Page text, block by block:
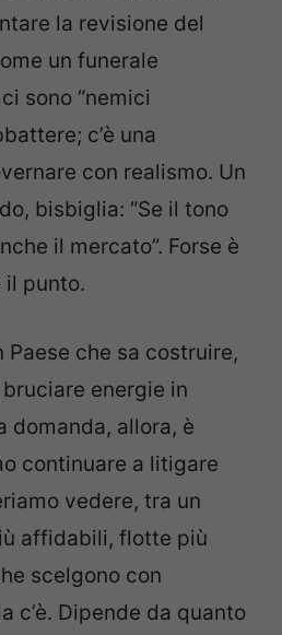
la revisione del
un funerale
sono “nemici
c’è una
con realismo. Un
bisbiglia: “Se il tono
il mercato”. Forse è
il punto.
Paese che sa costruire,
energie in
domanda, allora, è
continuare a litigare
vedere, tra un
affidabili, flotte più
scelgono con
c’è. Dipende da quanto